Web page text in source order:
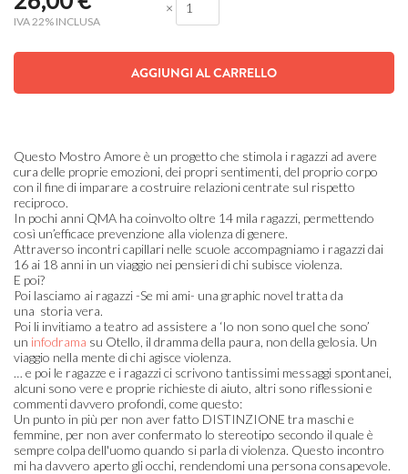
IVA 22% INCLUSA
×
AGGIUNGI AL CARRELLO
Questo Mostro Amore è un progetto che stimola i ragazzi ad avere
cura delle proprie emozioni, dei propri sentimenti, del proprio corpo
con il fine di imparare a costruire relazioni centrate sul rispetto
reciproco.
In pochi anni QMA ha coinvolto oltre 14 mila ragazzi, permettendo
così un’efficace prevenzione alla violenza di genere.
Attraverso incontri capillari nelle scuole accompagniamo i ragazzi dai
16 ai 18 anni in un viaggio nei pensieri di chi subisce violenza.
E poi?
Poi lasciamo ai ragazzi -Se mi ami- una graphic novel tratta da
una storia vera.
Poi li invitiamo a teatro ad assistere a ‘Io non sono quel che sono’
un infodrama su Otello, il dramma della paura, non della gelosia. Un
viaggio nella mente di chi agisce violenza.
… e poi le ragazze e i ragazzi ci scrivono tantissimi messaggi spontanei,
alcuni sono vere e proprie richieste di aiuto, altri sono riflessioni e
commenti davvero profondi, come questo:
Un punto in più per non aver fatto DISTINZIONE tra maschi e
femmine, per non aver confermato lo stereotipo secondo il quale è
sempre colpa dell'uomo quando si parla di violenza. Questo incontro
mi ha davvero aperto gli occhi, rendendomi una persona consapevole.